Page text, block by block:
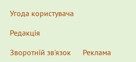
Угода користувача
Редакція
Зворотній зв'язок
Реклама